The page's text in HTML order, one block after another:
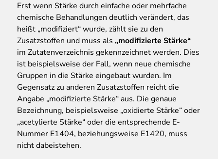
Erst wenn Stärke durch einfache oder mehrfache
chemische Behandlungen deutlich verändert, das
heißt „modifiziert“ wurde, zählt sie zu den
Zusatzstoffen und muss als „modifizierte Stärke“
im Zutatenverzeichnis gekennzeichnet werden. Dies
ist beispielsweise der Fall, wenn neue chemische
Gruppen in die Stärke eingebaut wurden. Im
Gegensatz zu anderen Zusatzstoffen reicht die
Angabe „modifizierte Stärke“ aus. Die genaue
Bezeichnung, beispielsweise „oxidierte Stärke“ oder
„acetylierte Stärke“ oder die entsprechende E-
Nummer E1404, beziehungsweise E1420, muss
nicht dabeistehen.